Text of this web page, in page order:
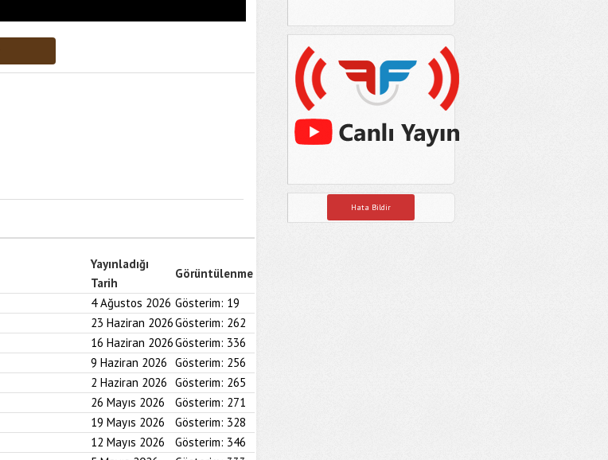
Yayınladığı
Tarih
Görüntülenme
4 Ağustos 2026 Gösterim: 19
23 Haziran 2026Gösterim: 262
16 Haziran 2026Gösterim: 336
9 Haziran 2026 Gösterim: 256
2 Haziran 2026 Gösterim: 265
26 Mayıs 2026 Gösterim: 271
19 Mayıs 2026 Gösterim: 328
12 Mayıs 2026 Gösterim: 346
Hata Bildir